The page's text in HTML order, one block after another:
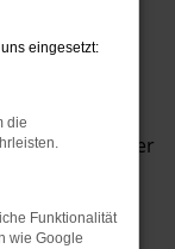
Ihnen
neues
Preis zu
uns als
von modernster
neuen
günstigeren
eingesetzt:
die
Funktionalität
wie Google